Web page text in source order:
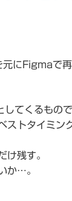
にFigmaで
てくるもので
ストタイミン
け残す。
か…。